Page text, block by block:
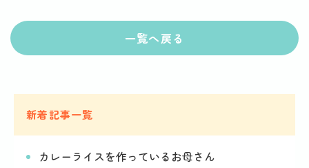
一覧へ戻る
新着記事一覧
カレーライスを作っているお母さん